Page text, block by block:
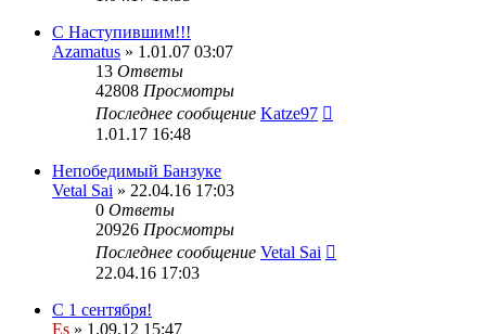
С Наступившим!!!
Azamatus » 1.01.07 03:07
13 Ответы
42808 Просмотры
Последнее сообщение Katze97
1.01.17 16:48
Непобедимый Банзуке
Vetal Sai » 22.04.16 17:03
0 Ответы
20926 Просмотры
Последнее сообщение Vetal Sai
22.04.16 17:03
С 1 сентября!
Es » 1.09.12 15:47